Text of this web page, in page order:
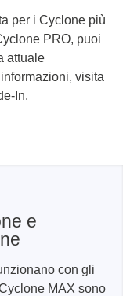
per i Cyclone più
PRO, puoi
attuale
visita
In.
e
con gli
MAX sono